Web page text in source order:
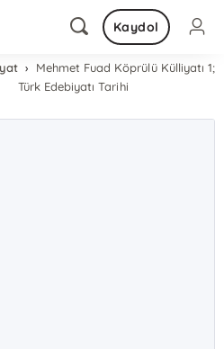
Kaydol
Mehmet Fuad Köprülü Külliyatı 1;
Türk Edebiyatı Tarihi